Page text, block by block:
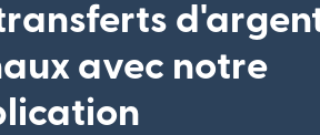
avec notre